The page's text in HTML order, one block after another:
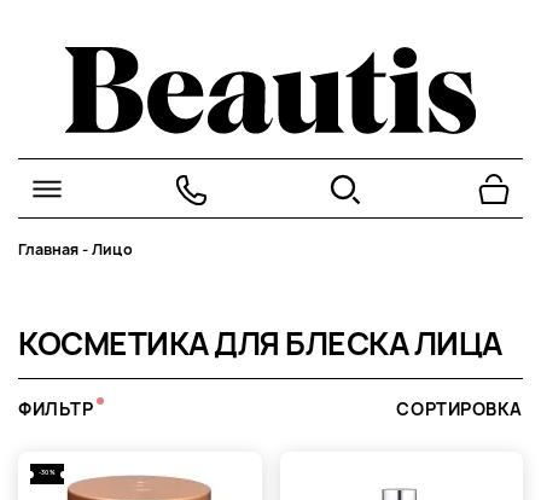
Главная-Лицо
КОСМЕТИКА ДЛЯ БЛЕСКА ЛИЦА
ФИЛЬТР СОРТИРОВКА
-30%